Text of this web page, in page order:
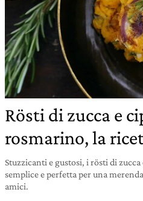
Rösti di zucca e
rosmarino, la
Stuzzicanti e gustosi, i rösti di
semplice e perfetta per una
amici.